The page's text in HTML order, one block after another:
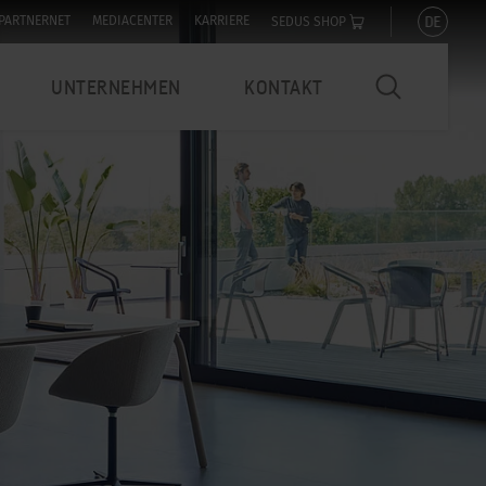
MEDIACENTER KARRIERE SEDUS SHOP DE
UNTERNEHMEN KONTAKT